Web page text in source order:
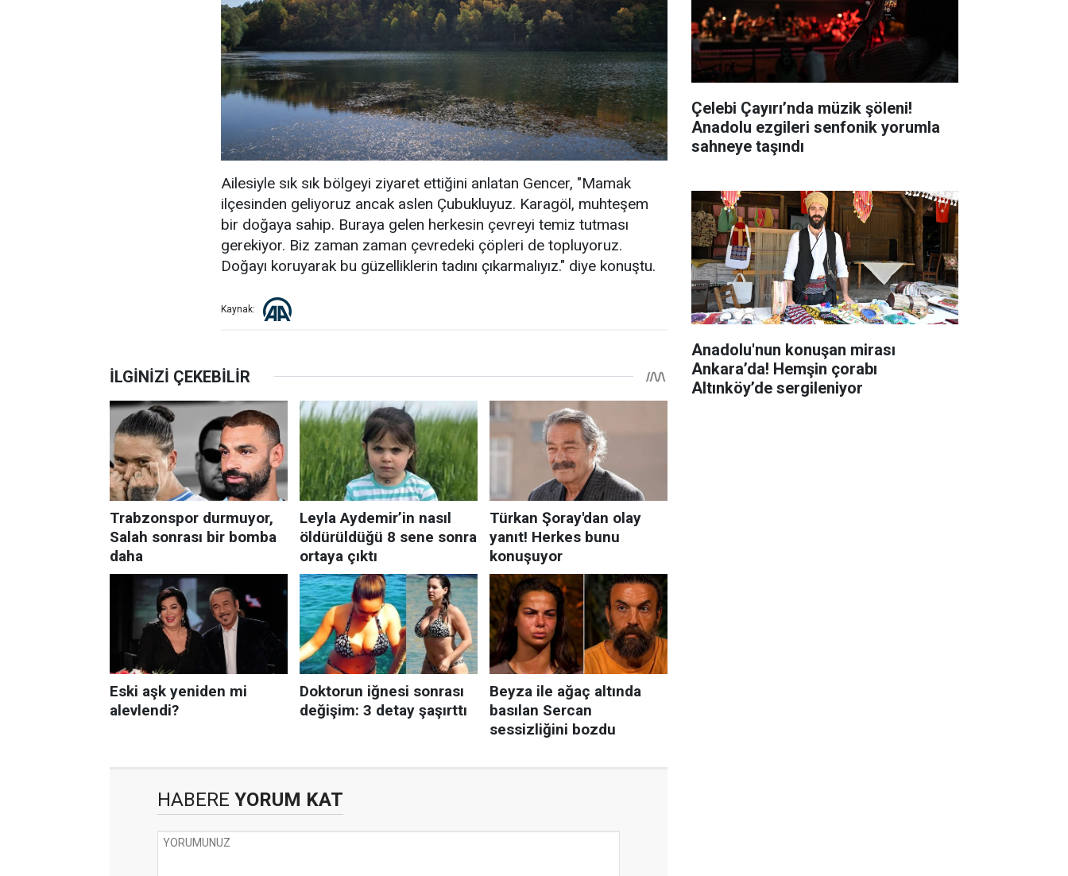
Ailesiyle sık sık bölgeyi ziyaret ettiğini anlatan Gencer, "Mamak
ilçesinden geliyoruz ancak aslen Çubukluyuz. Karagöl, muhteşem
bir doğaya sahip. Buraya gelen herkesin çevreyi temiz tutması
gerekiyor. Biz zaman zaman çevredeki çöpleri de topluyoruz.
Doğayı koruyarak bu güzelliklerin tadını çıkarmalıyız." diye konuştu.
Kaynak:
HABERE YORUM KAT
Çelebi Çayırı’nda müzik şöleni!
Anadolu ezgileri senfonik yorumla
sahneye taşındı
Anadolu'nun konuşan mirası
Ankara’da! Hemşin çorabı
Altınköy’de sergileniyor